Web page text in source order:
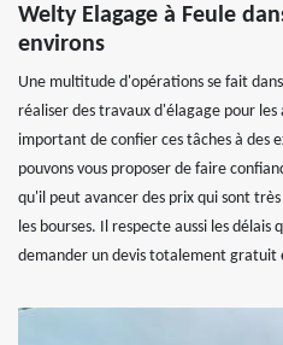
Welty Elagage à Feule
environs
Une multitude d'opérations se fait
réaliser des travaux d'élagage pour
important de confier ces tâches à des
pouvons vous proposer de faire
qu'il peut avancer des prix qui sont
les bourses. Il respecte aussi les délais
demander un devis totalement gratuit